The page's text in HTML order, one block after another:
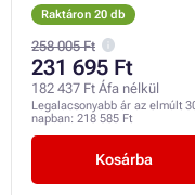
Raktáron 20 db
258 005 Ft
231 695 Ft
182 437 Ft Áfa nélkül
Legalacsonyabb ár az elmúlt
napban: 218 585 Ft
Kosárba